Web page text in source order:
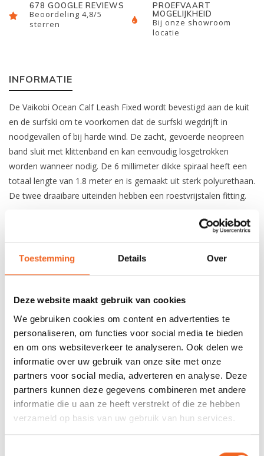
Toestemming Details Over
Deze website maakt gebruik van cookies
We gebruiken cookies om content en advertenties te
personaliseren, om functies voor social media te bieden
en om ons websiteverkeer te analyseren. Ook delen we
informatie over uw gebruik van onze site met onze
partners voor social media, adverteren en analyse. Deze
partners kunnen deze gegevens combineren met andere
informatie die u aan ze heeft verstrekt of die ze hebben
verzameld op basis van uw gebruik van hun services.
678 GOOGLE REVIEWS
Beoordeling 4,8/5
sterren
PROEFVAART
MOGELIJKHEID
Bij onze showroom
locatie
INFORMATIE
De Vaikobi Ocean Calf Leash Fixed wordt bevestigd aan de kuit
en de surfski om te voorkomen dat de surfski wegdrijft in
noodgevallen of bij harde wind. De zacht, gevoerde neopreen
band sluit met klittenband en kan eenvoudig losgetrokken
worden wanneer nodig. De 6 millimeter dikke spiraal heeft een
totaal lengte van 1.8 meter en is gemaakt uit sterk polyurethaan.
De twee draaibare uiteinden hebben een roestvrijstalen fitting.
Nog niet gewaardeerd
0 sterren op basis van 0 beoordelingen
JE BEOORDELING TOEVOEGEN
GERELATEERDE PRODUCTEN